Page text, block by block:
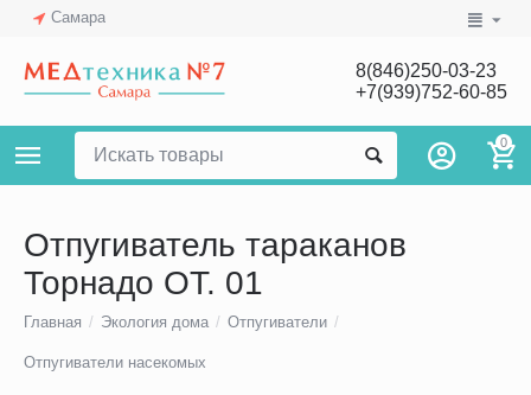
Самара
8(846)250-03-23
+7(939)752-60-85
0
Отпугиватель тараканов
Торнадо ОТ. 01
Главная / Экология дома / Отпугиватели /
Отпугиватели насекомых